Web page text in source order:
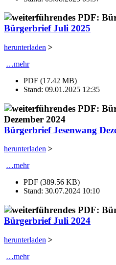
Bürgerbrief Juli 2025
herunterladen >
…mehr
PDF (17.42 MB)
Stand: 09.01.2025 12:35
Bürgerbrief Jesenwang
herunterladen >
…mehr
PDF (389.56 KB)
Stand: 30.07.2024 10:10
Bürgerbrief Juli 2024
herunterladen >
…mehr